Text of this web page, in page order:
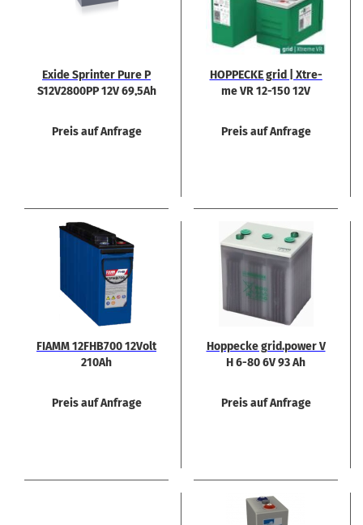
Exide Sprin­ter Pure P
S12V2800PP 12V 69,5Ah
Preis auf Anfrage
HOP­PE­CKE grid | Xtre­
me VR 12-​150 12V
Preis auf Anfrage
FIAMM 12FHB700 12Volt
210Ah
Preis auf Anfrage
Hop­pe­cke grid.power V
H 6-80 6V 93 Ah
Preis auf Anfrage